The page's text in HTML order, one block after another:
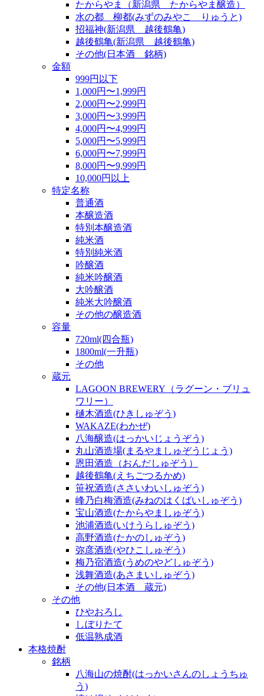
たからやま（新潟県 たからやま醸造）
水の都 柳都(みずのみやこ りゅうと)
招福神(新潟県 越後鶴亀)
越後鶴亀(新潟県 越後鶴亀)
その他(日本酒 銘柄)
金額
999円以下
1,000円〜1,999円
2,000円〜2,999円
3,000円〜3,999円
4,000円〜4,999円
5,000円〜5,999円
6,000円〜7,999円
8,000円〜9,999円
10,000円以上
特定名称
普通酒
本醸造酒
特別本醸造酒
純米酒
特別純米酒
吟醸酒
純米吟醸酒
大吟醸酒
純米大吟醸酒
その他の醸造酒
容量
720ml(四合瓶)
1800ml(一升瓶)
その他
蔵元
LAGOON BREWERY（ラグーン・ブリュ
ワリー）
樋木酒造(ひきしゅぞう)
WAKAZE(わかぜ)
八海醸造(はっかいじょうぞう)
丸山酒造場(まるやましゅぞうじょう)
恩田酒造（おんだしゅぞう）
越後鶴亀(えちごつるかめ)
笹祝酒造(ささいわいしゅぞう)
峰乃白梅酒造(みねのはくばいしゅぞう)
宝山酒造(たからやましゅぞう)
池浦酒造(いけうらしゅぞう)
高野酒造(たかのしゅぞう)
弥彦酒造(やひこしゅぞう)
梅乃宿酒造(うめのやどしゅぞう)
浅舞酒造(あさまいしゅぞう)
その他(日本酒 蔵元)
その他
ひやおろし
しぼりたて
低温熟成酒
本格焼酎
銘柄
八海山の焼酎(はっかいさんのしょうちゅ
う)